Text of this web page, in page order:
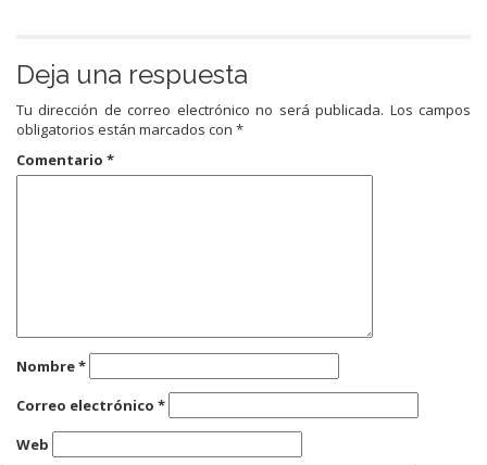
Deja una respuesta
Tu dirección de correo electrónico no será publicada. Los campos
obligatorios están marcados con *
Comentario *
Nombre*
Correo electrónico *
Web